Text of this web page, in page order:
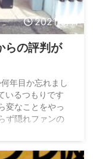
2021/6/11
らの評判が
年目か忘れまし
いるつもりです
変なことをやっ
ず隠れファンの
&# ...